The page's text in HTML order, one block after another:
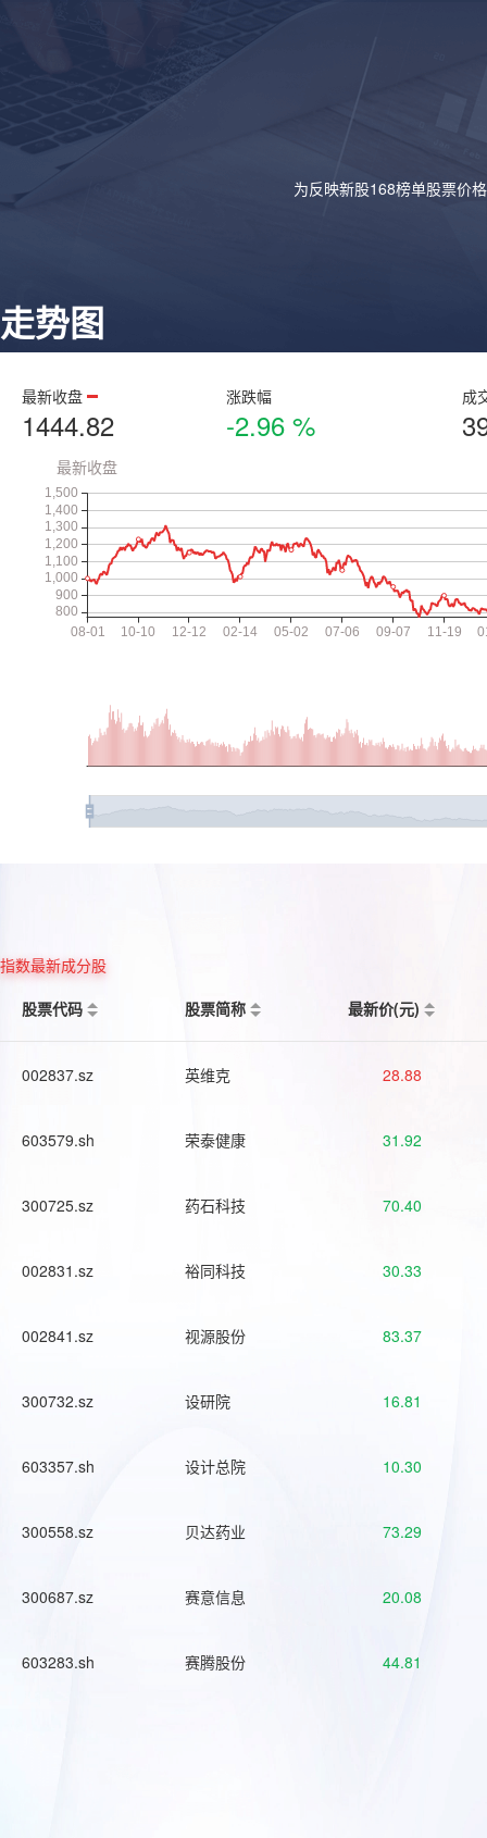
为反映新股168榜单股票价
走势图
最新收盘
1444.82
涨跌幅
-2.96 %
成
指数最新成分股
股票代码
股票简称 最新价(元)
002837.sz 英维克 28.88
603579.sh 荣泰健康 31.92
300725.sz 药石科技 70.40
002831.sz 裕同科技 30.33
002841.sz 视源股份 83.37
300732.sz 设研院 16.81
603357.sh 设计总院 10.30
300558.sz 贝达药业 73.29
300687.sz 赛意信息 20.08
603283.sh 赛腾股份 44.81